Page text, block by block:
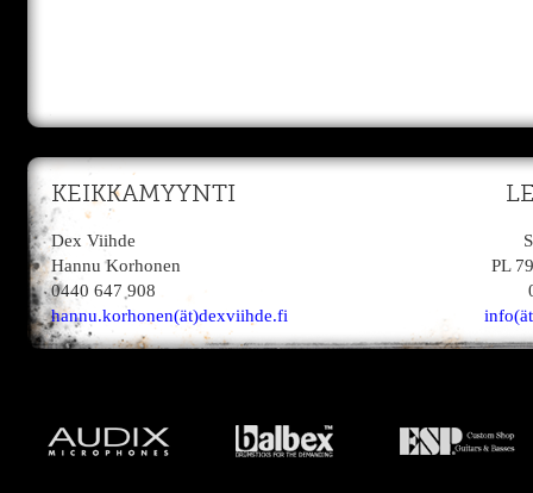
KEIKKAMYYNTI
Dex Viihde
Hannu Korhonen
0440 647 908
hannu.korhonen(ät)dexviihde.fi
PL